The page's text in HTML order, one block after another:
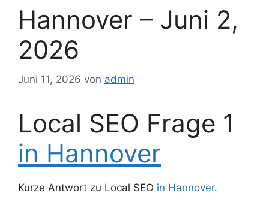
Hannover – Juni 2,
2026
Juni 11, 2026 von admin
Local SEO Frage 1
in Hannover
Kurze Antwort zu Local SEO in Hannover.